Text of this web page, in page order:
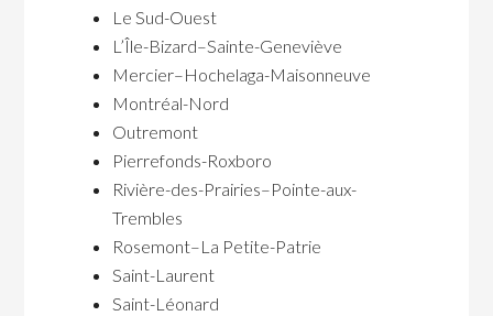
Le Sud-Ouest
L’Île-Bizard–Sainte-Geneviève
Mercier–Hochelaga-Maisonneuve
Montréal-Nord
Outremont
Pierrefonds-Roxboro
Rivière-des-Prairies–Pointe-aux-
Trembles
Rosemont–La Petite-Patrie
Saint-Laurent
Saint-Léonard